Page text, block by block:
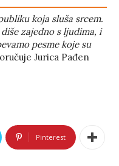
koja sluša srcem.
zajedno s ljudima, i
pesme koje su
Jurica Pađen
Pinterest